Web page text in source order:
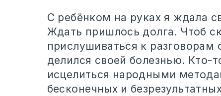
С ребёнком на руках я ждала
Ждать пришлось долга. Чтоб
прислушиваться к
делился своей болезнью. Кто-
исцелиться народными
бесконечных и